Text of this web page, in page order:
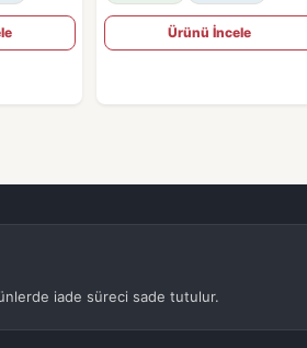
Ürünü İncele
iade süreci sade tutulur.